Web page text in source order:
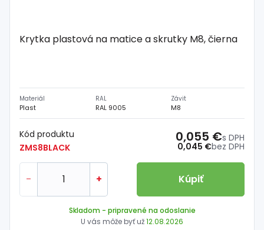
Krytka plastová na matice a skrutky M8, čierna
Materiál
Plast
RAL
RAL 9005
Závit
M8
Kód produktu
ZMS8BLACK
0,045 €bez DPH
0,055 €s DPH
- + Kúpiť
Skladom - pripravené na odoslanie
U vás môže byť už12.08.2026